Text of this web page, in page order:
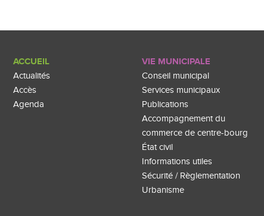
ACCUEIL
Actualités
Accès
Agenda
VIE MUNICIPALE
Conseil municipal
Services municipaux
Publications
Accompagnement du
commerce de centre-bourg
État civil
Informations utiles
Sécurité / Règlementation
Urbanisme